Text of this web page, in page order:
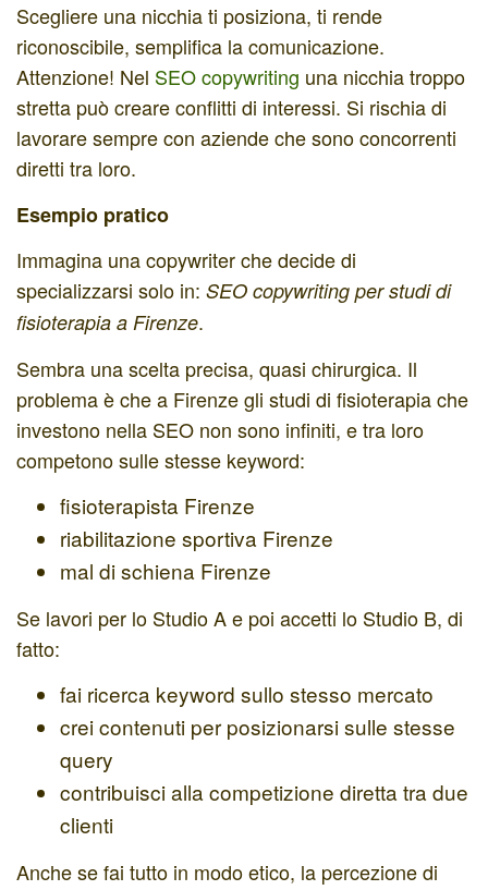
Scegliere una nicchia ti posiziona, ti rende
riconoscibile, semplifica la comunicazione.
Attenzione! Nel SEO copywriting una nicchia troppo
stretta può creare conflitti di interessi. Si rischia di
lavorare sempre con aziende che sono concorrenti
diretti tra loro.
Esempio pratico
Immagina una copywriter che decide di
specializzarsi solo in: SEO copywriting per studi di
fisioterapia a Firenze.
Sembra una scelta precisa, quasi chirurgica. Il
problema è che a Firenze gli studi di fisioterapia che
investono nella SEO non sono infiniti, e tra loro
competono sulle stesse keyword:
fisioterapista Firenze
riabilitazione sportiva Firenze
mal di schiena Firenze
Se lavori per lo Studio A e poi accetti lo Studio B, di
fatto:
fai ricerca keyword sullo stesso mercato
crei contenuti per posizionarsi sulle stesse
query
contribuisci alla competizione diretta tra due
clienti
Anche se fai tutto in modo etico, la percezione di